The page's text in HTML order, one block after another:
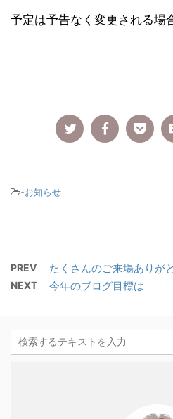
予定は予告なく変更される場
-お知らせ
PREV たくさんのご来場ありが
NEXT 今年のブログ目標は